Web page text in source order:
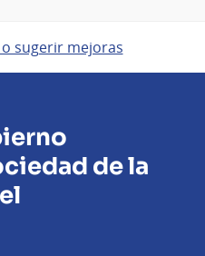
sugerir mejoras
de la